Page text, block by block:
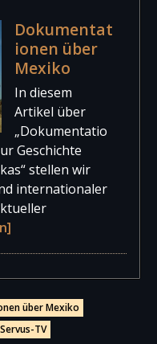
Dokumentat
ionen über
Mexiko
In diesem
Artikel über
„Dokumentatio
Geschichte
stellen wir
internationaler
über Mexiko
Servus-TV